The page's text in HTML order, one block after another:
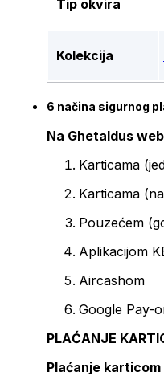
Tip okvira
Kolekcija
6 načina sigurnog
Na Ghetaldus
Karticama
Karticama
Pouzećem
Aplikacijom
Aircashom
Google Pay-
PLAĆANJE
Plaćanje